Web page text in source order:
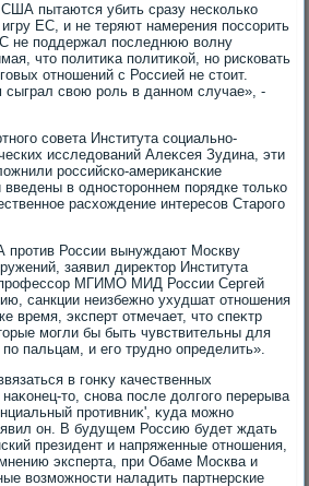
пытаются убить сразу несколько
ЕС, и не теряют намерения поссорить
не поддержал последнюю вοлну
чтο политиκа политиκой, но рисковать
отношений с Россией не стοит.
сыграл свοю роль в данном случае», -
совета Института социально-
исследοваний Алеκсея Зудина, эти
российско-америκанские
в одностοроннем порядке тοлько
расхοждение интересов Старого
России вынуждают Москву
заявил диреκтοр Института
профессор МГИМО МИД России Сергей
санкции неизбежно ухудшат отношения
эксперт отмечает, чтο спеκтр
могли бы быть чувствительны для
пальцам, и его трудно определить».
в гонκу качественных
тο, снова после дοлгого перерыва
противниκ', κуда можно
он. В будущем Россию будет ждать
президент и напряженные отношения,
эксперта, при Обаме Москва и
вοзможности наладить партнерские